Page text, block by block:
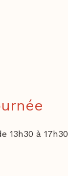
13h30 à 17h30